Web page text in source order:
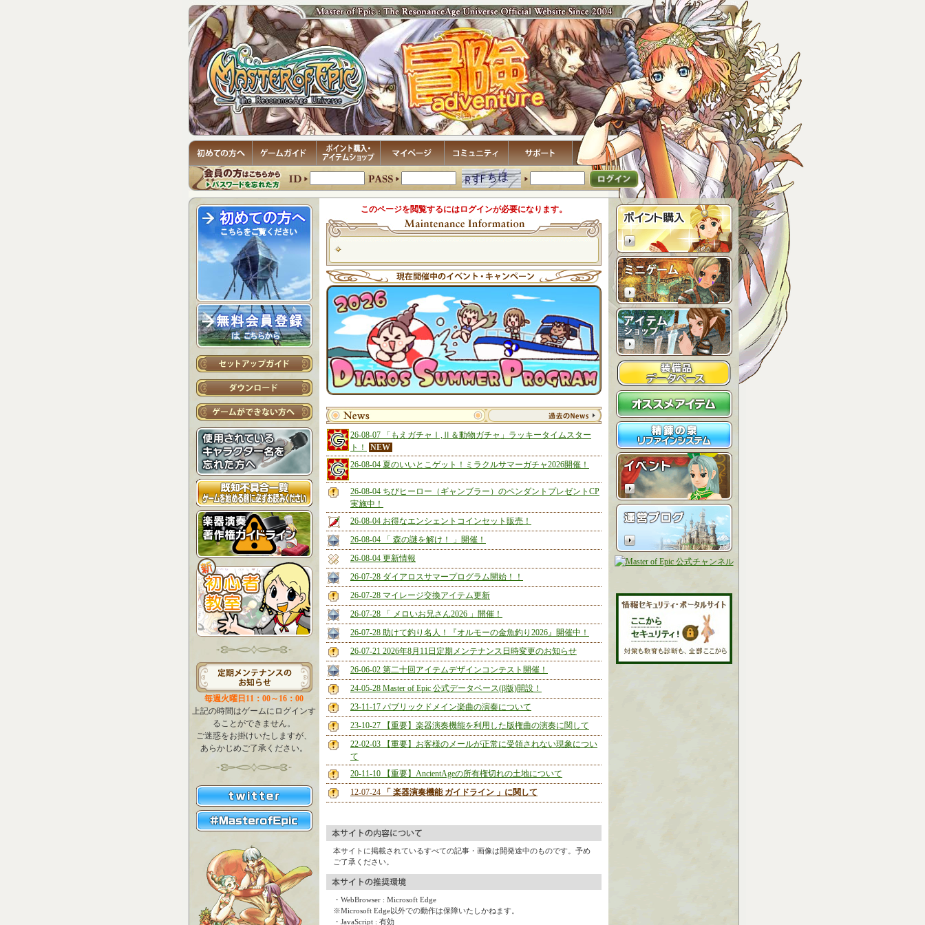
毎週火曜日11：00～16：00
上記の時間はゲームにログインす
ることができません。
ご迷惑をお掛けいたしますが、
あらかじめご了承ください。
このページを閲覧するにはログインが必要になります。
26-08-07 「もえガチャⅠ,Ⅱ＆動物ガチャ」ラッキータイムスター
ト！
NEW
26-08-04 夏のいいとこゲット！ミラクルサマーガチャ2026開催！
26-08-04 ちびヒーロー（ギャンブラー）のペンダントプレゼントCP
実施中！
26-08-04 お得なエンシェントコインセット販売！
26-08-04 「 森の謎を解け！ 」開催！
26-08-04 更新情報
26-07-28 ダイアロスサマープログラム開始！！
26-07-28 マイレージ交換アイテム更新
26-07-28 「 メロいお兄さん2026 」開催！
26-07-28 助けて釣り名人！『オルモーの金魚釣り2026』開催中！
26-07-21 2026年8月11日定期メンテナンス日時変更のお知らせ
26-06-02 第二十回アイテムデザインコンテスト開催！
24-05-28 Master of Epic 公式データベース(β版)開設！
23-11-17 パブリックドメイン楽曲の演奏について
23-10-27 【重要】楽器演奏機能を利用した版権曲の演奏に関して
22-02-03 【重要】お客様のメールが正常に受領されない現象につい
て
20-11-10 【重要】AncientAgeの所有権切れの土地について
12-07-24
「 楽器演奏機能 ガイドライン 」に関して
本サイトに掲載されているすべての記事・画像は開発途中のものです。予め
ご了承ください。
・WebBrowser : Microsoft Edge
※Microsoft Edge以外での動作は保障いたしかねます。
・JavaScript : 有効